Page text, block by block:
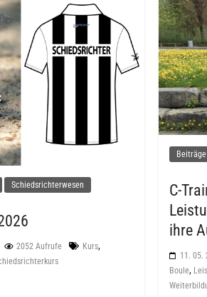
Schiedsrichterwesen
2052 Aufrufe Kurs,
Beiträge
C-
ihre
11. 05.
Boule,